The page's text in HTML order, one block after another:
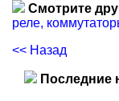
Смотрите
реле,
<< Назад
Последние